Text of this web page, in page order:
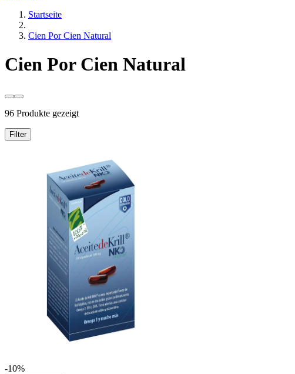
Startseite
Cien Por Cien Natural
Cien Por Cien Natural
96 Produkte gezeigt
Filter
-10%